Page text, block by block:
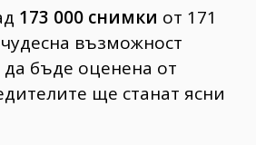
173 000 снимки от 171
възможност
да бъде оценена от
ще станат ясни